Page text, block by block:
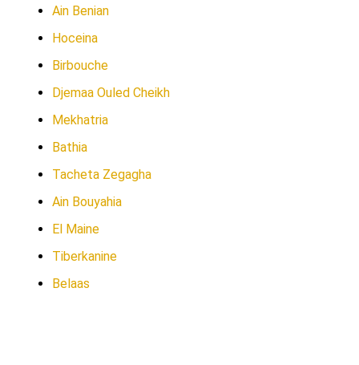
Ain Benian
Hoceina
Birbouche
Djemaa Ouled Cheikh
Mekhatria
Bathia
Tacheta Zegagha
Ain Bouyahia
El Maine
Tiberkanine
Belaas